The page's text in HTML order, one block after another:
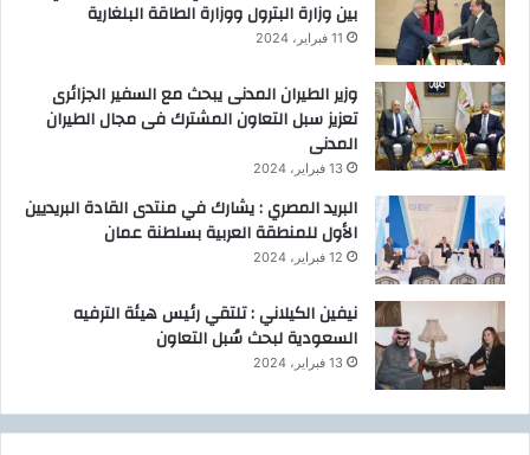
بين وزارة البترول ووزارة الطاقة البلغارية
11 فبراير، 2024
وزير الطيران المدنى يبحث مع السفير الجزائرى
تعزيز سبل التعاون المشترك فى مجال الطيران
المدنى
13 فبراير، 2024
البريد المصري : يشارك في منتدى القادة البريديين
الأول للمنطقة العربية بسلطنة عمان
12 فبراير، 2024
نيفين الكيلاني : تلتقي رئيس هيئة الترفيه
السعودية لبحث سُبل التعاون
13 فبراير، 2024